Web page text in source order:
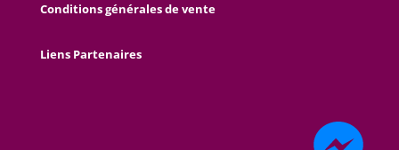
Conditions générales de vente
Liens Partenaires